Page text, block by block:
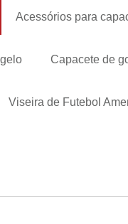
Acessórios para
Capacete de
Viseira de Futebol